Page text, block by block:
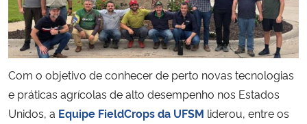
Ministério do Desenvolvimento Regional
Controladoria-Geral da União
Ministério da Mulher, da Família e dos Direitos Humanos
Com o objetivo de conhecer de perto novas tecnologias
e práticas agrícolas de alto desempenho nos Estados
Unidos, a Equipe FieldCrops da UFSM liderou, entre os